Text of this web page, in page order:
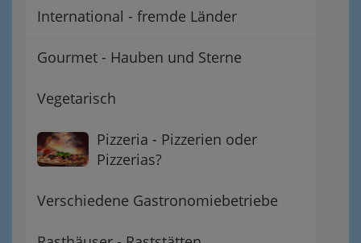
International - fremde Länder
Gourmet - Hauben und Sterne
Vegetarisch
Pizzeria - Pizzerien oder
Pizzerias?
Verschiedene Gastronomiebetriebe